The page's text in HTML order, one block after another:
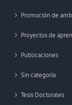
Promoción de
Proyectos de
Publicaciones
Sin categoría
Tesis Doctorales